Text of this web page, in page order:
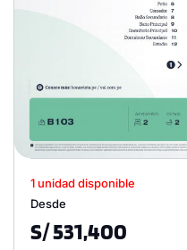
1 unidad disponible
Desde
S/ 531,400